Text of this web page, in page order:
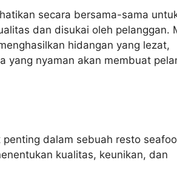
secara bersama-sama
dan disukai oleh pelanggan.
hidangan yang lezat,
yang nyaman akan membuat
dalam sebuah resto
kualitas, keunikan, dan